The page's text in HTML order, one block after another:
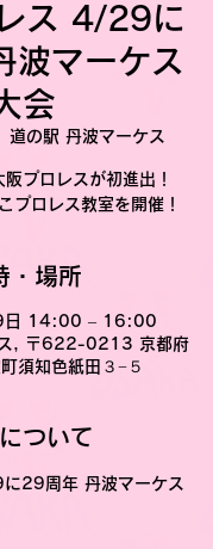
ス 4/29に
波マーケス
会
道の駅 丹波マーケス
プロレスが初進出！
プロレス教室を開催！
・場所
日 14:00 – 16:00
ス, 〒622-0213 京都府
須知色紙田３−５
ついて
29周年 丹波マーケス